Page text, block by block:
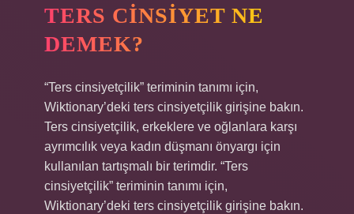
TERS CINSIYET NE
DEMEK?
“Ters cinsiyetçilik” teriminin tanımı için,
Wiktionary’deki ters cinsiyetçilik girişine bakın.
Ters cinsiyetçilik, erkeklere ve oğlanlara karşı
ayrımcılık veya kadın düşmanı önyargı için
kullanılan tartışmalı bir terimdir. “Ters
cinsiyetçilik” teriminin tanımı için,
Wiktionary’deki ters cinsiyetçilik girişine bakın.